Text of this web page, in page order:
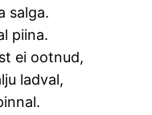
salga.
piina.
ei ootnud,
ladval,